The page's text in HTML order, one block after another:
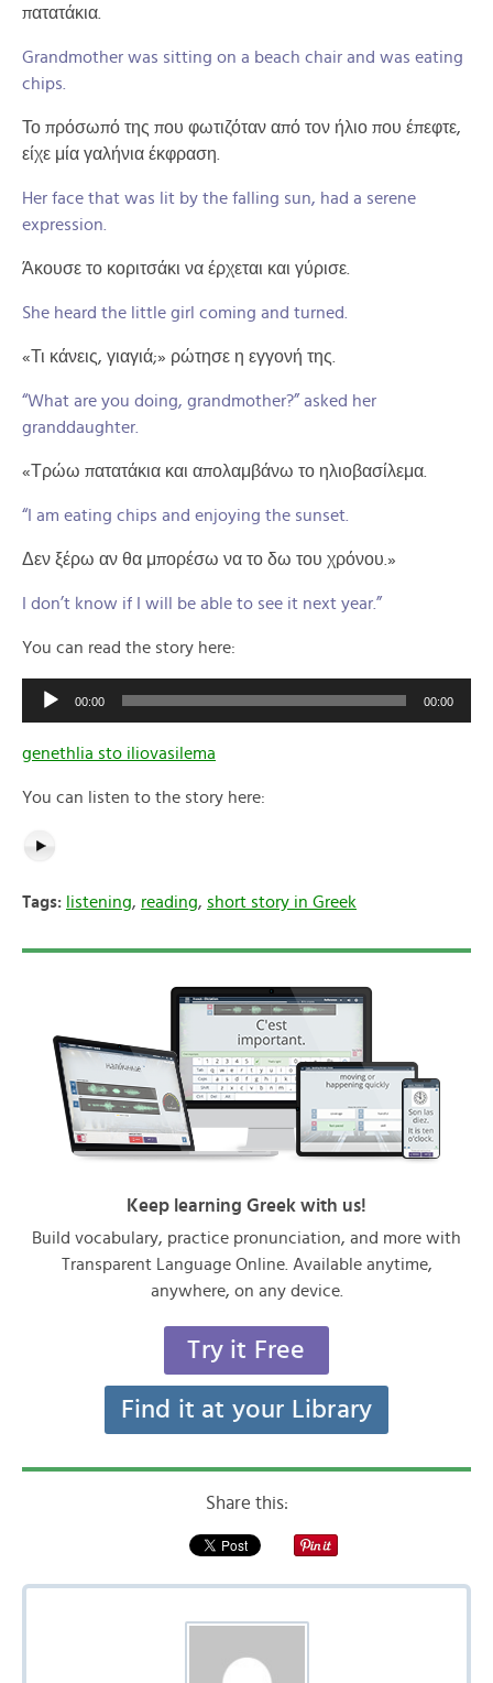
πατατάκια.
Grandmother was sitting on a beach chair and was eating
chips.
Το πρόσωπό της που φωτιζόταν από τον ήλιο που έπεφτε,
είχε μία γαλήνια έκφραση.
Her face that was lit by the falling sun, had a serene
expression.
Άκουσε το κοριτσάκι να έρχεται και γύρισε.
She heard the little girl coming and turned.
«Τι κάνεις, γιαγιά;» ρώτησε η εγγονή της.
“What are you doing, grandmother?” asked her
granddaughter.
«Τρώω πατατάκια και απολαμβάνω το ηλιοβασίλεμα.
“I am eating chips and enjoying the sunset.
Δεν ξέρω αν θα μπορέσω να το δω του χρόνου.»
I don’t know if I will be able to see it next year.”
You can read the story here:
Audio
00:00 00:00
genethlia sto iliovasilema
You can listen to the story here:
Tags: listening, reading, short story in Greek
Keep learning Greek with us!
Build vocabulary, practice pronunciation, and more with
Transparent Language Online. Available anytime,
anywhere, on any device.
Try it Free
Find it at your Library
Share this: